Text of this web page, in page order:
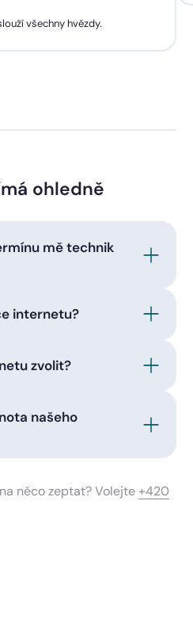
všechny hvězdy.
ohledně
mě technik
internetu?
zvolit?
našeho
něco zeptat? Volejte+420